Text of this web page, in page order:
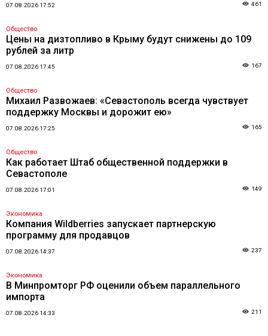
07.08.2026 17:52 461
Общество
Цены на дизтопливо в Крыму будут снижены до 109
рублей за литр
07.08.2026 17:45 167
Общество
Михаил Развожаев: «Севастополь всегда чувствует
поддержку Москвы и дорожит ею»
07.08.2026 17:25 165
Общество
Как работает Штаб общественной поддержки в
Севастополе
07.08.2026 17:01 149
Экономика
Компания Wildberries запускает партнерскую
программу для продавцов
07.08.2026 14:37 237
Экономика
В Минпромторг РФ оценили объем параллельного
импорта
07.08.2026 14:33 211